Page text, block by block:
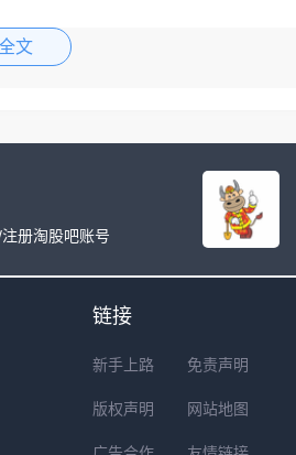
文
册淘股吧账号
链接
新手上路 免责声明
版权声明 网站地图